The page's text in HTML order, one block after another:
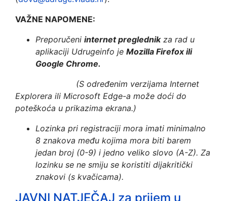
VAŽNE NAPOMENE:
Preporučeni internet preglednikza rad u
aplikaciji Udrugeinfo je Mozilla Firefox ili
Google Chrome.
(S određenim verzijama Internet
Explorera ili Microsoft Edge-a može doći do
poteškoća u prikazima ekrana.)
Lozinka pri registraciji mora imati minimalno
8 znakova među kojima mora biti barem
jedan broj (0-9) i jedno veliko slovo (A-Z). Za
lozinku se ne smiju se koristiti dijakritički
znakovi (s kvačicama).
JAVNI NATJEČAJ za prijem u